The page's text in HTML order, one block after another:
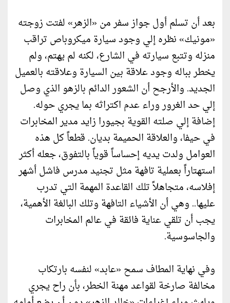
بعد أن تسلم أول جواز سفر من «الزهر» لفتت زوجته
«مونيك» نظره إلي وجود سيارة ميكروباص تراقب
منزله وتتبع سيارته في الشارع، لكنه لم يهتم، ولم
يخطر بباله وجود علاقة بين السيارة وعلاقته بالعميل
الجديد. والأرجح أن الشعور الدائم بالزهو الذي وصل
إلي حد الغرور وراء عدم اكتراثه بما يجري حوله.
إضافة إلي صلته القوية بجيورا زايد مدير المخابرات
في حيفا، والعلاقة الحميمة بديان. قطعاً كل هذه
العوامل ولدت يديه إحساساً قوياً بالتفوق، جعله أكثر
استهتاراً بعملية تافهة مثل تجنيد مدرس فاشل أشهر
إفلاسه، متجاهلاً تلك القاعدة المهمة التي تدرب
عليها.. وهي أن الأشياء التافهة وتلك البالغة الأهمية،
يجب أن تلقي عناية فائقة في عالم المخابرات
والجاسوسية.
وفي نهاية المطاف سمح «عابد» لنفسه بارتكاب
مخالفة صارخة لقواعد مهنة الخطر، بأن راح يجري